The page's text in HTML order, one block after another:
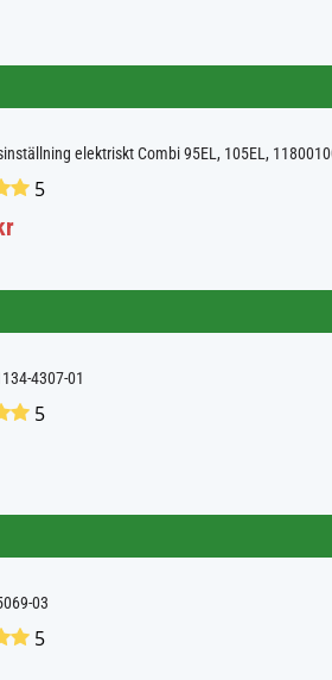
elektriskt Combi 95EL, 105EL,
5
4307-01
5
03
5